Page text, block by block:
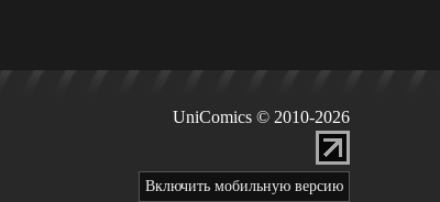
UniComics © 2010-2026
Включить мобильную версию